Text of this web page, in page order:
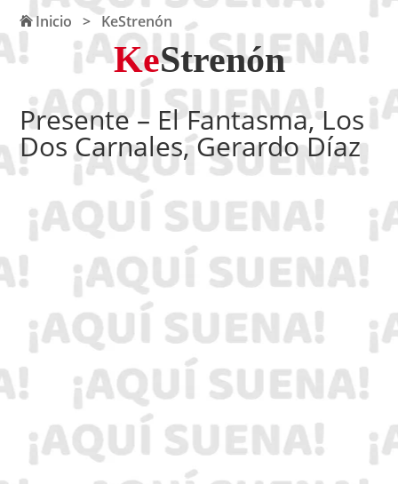
Inicio >KeStrenón
KeStrenón
Presente – El Fantasma, Los
Dos Carnales, Gerardo Díaz